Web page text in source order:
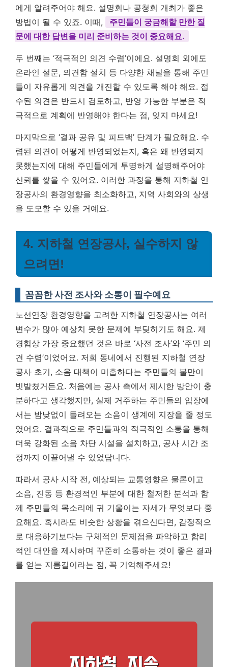
에게 알려주어야 해요. 설명회나 공청회 개최가 좋은
방법이 될 수 있죠. 이때,
주민들이 궁금해할 만한 질
문에 대한 답변을 미리 준비하는 것이 중요해요.
두 번째는 ‘적극적인 의견 수렴’이에요. 설명회 외에도
온라인 설문, 의견함 설치 등 다양한 채널을 통해 주민
들이 자유롭게 의견을 개진할 수 있도록 해야 해요. 접
수된 의견은 반드시 검토하고, 반영 가능한 부분은 적
극적으로 계획에 반영해야 한다는 점, 잊지 마세요!
마지막으로 ‘결과 공유 및 피드백’ 단계가 필요해요. 수
렴된 의견이 어떻게 반영되었는지, 혹은 왜 반영되지
못했는지에 대해 주민들에게 투명하게 설명해주어야
신뢰를 쌓을 수 있어요. 이러한 과정을 통해 지하철 연
장공사의 환경영향을 최소화하고, 지역 사회와의 상생
을 도모할 수 있을 거예요.
4. 지하철 연장공사, 실수하지 않
으려면!
꼼꼼한 사전 조사와 소통이 필수예요
노선연장 환경영향을 고려한 지하철 연장공사는 여러
변수가 많아 예상치 못한 문제에 부딪히기도 해요. 제
경험상 가장 중요했던 것은 바로 ‘사전 조사’와 ‘주민 의
견 수렴’이었어요. 저희 동네에서 진행된 지하철 연장
공사 초기, 소음 대책이 미흡하다는 주민들의 불만이
빗발쳤거든요. 처음에는 공사 측에서 제시한 방안이 충
분하다고 생각했지만, 실제 거주하는 주민들의 입장에
서는 밤낮없이 들려오는 소음이 생계에 지장을 줄 정도
였어요. 결과적으로 주민들과의 적극적인 소통을 통해
더욱 강화된 소음 차단 시설을 설치하고, 공사 시간 조
정까지 이끌어낼 수 있었답니다.
따라서 공사 시작 전, 예상되는 교통영향은 물론이고
소음, 진동 등 환경적인 부분에 대한 철저한 분석과 함
께 주민들의 목소리에 귀 기울이는 자세가 무엇보다 중
요해요. 혹시라도 비슷한 상황을 겪으신다면, 감정적으
로 대응하기보다는 구체적인 문제점을 파악하고 합리
적인 대안을 제시하며 꾸준히 소통하는 것이 좋은 결과
를 얻는 지름길이라는 점, 꼭 기억해주세요!